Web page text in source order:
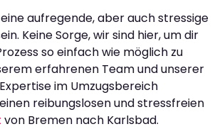
eine aufregende, aber auch stressige
Keine Sorge, wir sind hier, um dir
so einfach wie möglich zu
erfahrenen Team und unserer
im Umzugsbereich
reibungslosen und stressfreien
von Bremen nach Karlsbad.